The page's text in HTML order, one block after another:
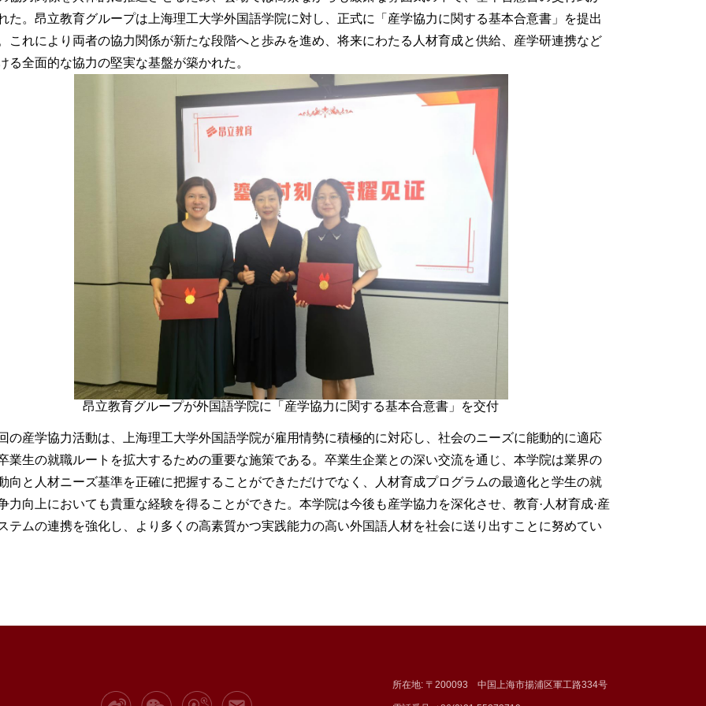
た。昂立教育グループは上海理工大学外国語学院に対し、正式に「産学協力に関する基本合意書」を提出
これにより両者の協力関係が新たな段階へと歩みを進め、将来にわたる人材育成と供給、産学研連携など
る全面的な協力の堅実な基盤が築かれた。
昂立教育グループが外国語学院に「産学協力に関する基本合意書」を交付
の産学協力活動は、上海理工大学外国語学院が雇用情勢に積極的に対応し、社会のニーズに能動的に適応
業生の就職ルートを拡大するための重要な施策である。卒業生企業との深い交流を通じ、本学院は業界の
向と人材ニーズ基準を正確に把握することができただけでなく、人材育成プログラムの最適化と学生の就
力向上においても貴重な経験を得ることができた。本学院は今後も産学協力 を深化させ、教育· 人材育成·産
テムの連携を強化し、より多くの高素質かつ実践能力の高い外国語人材を社会に送り出すことに努めてい
所在地: 〒200093 中国上海市揚浦区軍工路334号